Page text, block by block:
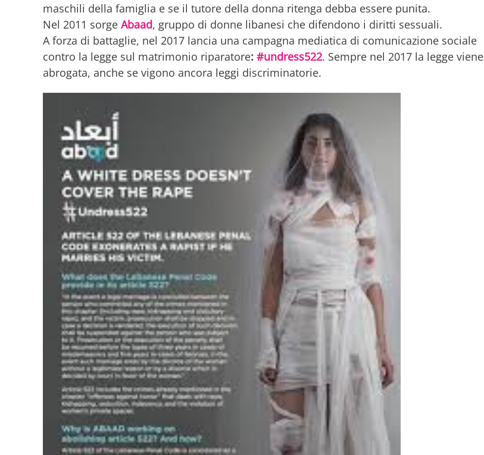
maschili della famiglia e se il tutore della donna ritenga debba essere punita.
Nel 2011 sorge Abaad, gruppo di donne libanesi che difendono i diritti sessuali.
A forza di battaglie, nel 2017 lancia una campagna mediatica di comunicazione sociale
contro la legge sul matrimonio riparatore: #undress522. Sempre nel 2017 la legge viene
abrogata, anche se vigono ancora leggi discriminatorie.